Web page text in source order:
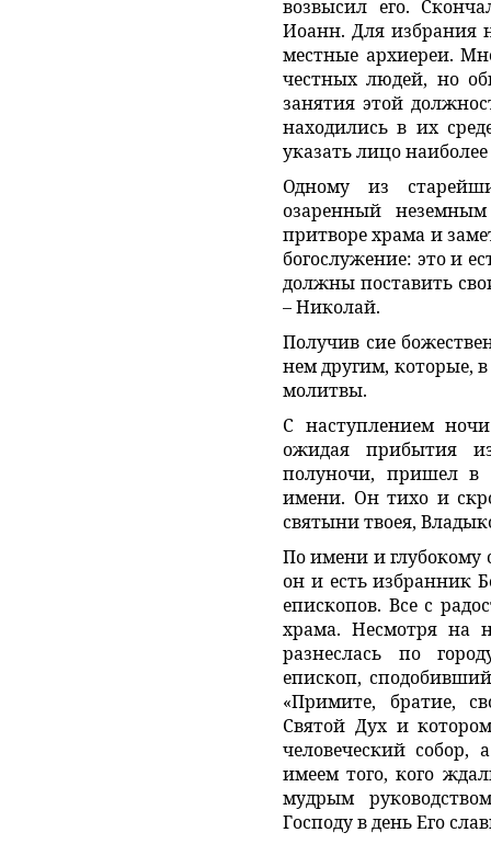
возвысил его.
Иоанн. Для избрания
местные архиереи.
честных людей, но
занятия этой
находились в их
указать лицо
Одному из
озаренный
притворе храма и
богослужение: это и
должны поставить
– Николай.
Получив сие
нем другим, которые,
молитвы.
С наступлением
ожидая прибытия
полуночи, пришел в
имени. Он тихо и
святыни твоея,
По имени и глубокому
он и есть избранник
епископов. Все с
храма. Несмотря на
разнеслась по
епископ,
«Примите, братие,
Святой Дух и
человеческий
имеем того, кого
мудрым
Господу в день Его